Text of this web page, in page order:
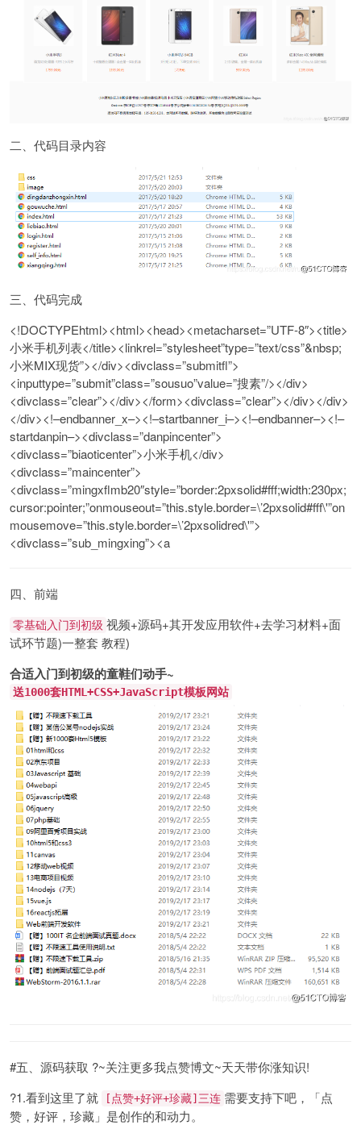
二、代码目录内容
三、代码完成
<!DOCTYPEhtml><html><head><metacharset=”UTF-8″><title>
小米手机列表</title><linkrel=”stylesheet”type=”text/css”&nbsp;
小米MIX现货”></div><divclass=”submitfl”>
<inputtype=”submit”class=”sousuo”value=”搜素”/></div>
<divclass=”clear”></div></form><divclass=”clear”></div></div>
</div><!–endbanner_x–><!–startbanner_i–><!–endbanner–><!–
startdanpin–><divclass=”danpincenter”>
<divclass=”biaoticenter”>小米手机</div>
<divclass=”maincenter”>
<divclass=”mingxflmb20″style=”border:2pxsolid#fff;width:230px;
cursor:pointer;”onmouseout=”this.style.border=\’2pxsolid#fff\'”on
mousemove=”this.style.border=\’2pxsolidred\'”>
<divclass=”sub_mingxing”><a
四、前端
零基础入门到初级 视频+源码+其开发应用软件+去学习材料+面
试环节题)一整套 教程)
合适入门到初级的童鞋们动手~
送1000套HTML+CSS+JavaScript模板网站
#五、源码获取 ?~关注更多我点赞博文~天天带你涨知识!
?1.看到这里了就
[点赞+好评+珍藏]三连 需要支持下吧，「点
赞，好评，珍藏」是创作的和动力。